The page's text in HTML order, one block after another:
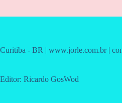
Curitiba - BR | www.jorle.com.br |
Editor: Ricardo GosWod